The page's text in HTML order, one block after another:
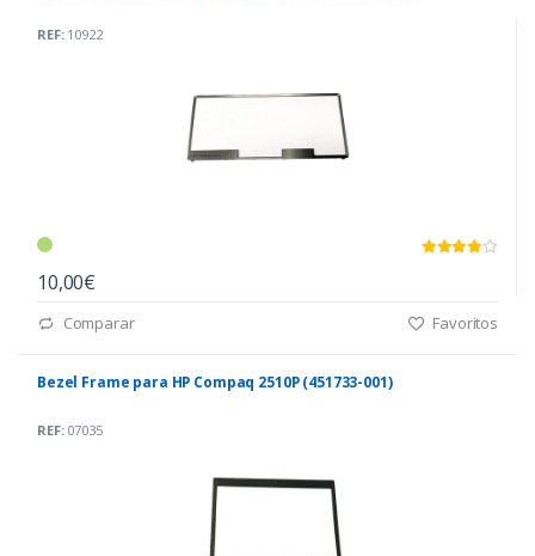
REF:10922
10,00€
Comparar Favoritos
Bezel Frame para HP Compaq 2510P (451733-001)
REF:07035